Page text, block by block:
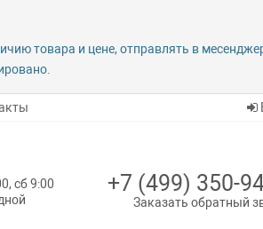
товара и цене, отправлять в
сб 9:00
+7 (499) 350-
Заказать обратный